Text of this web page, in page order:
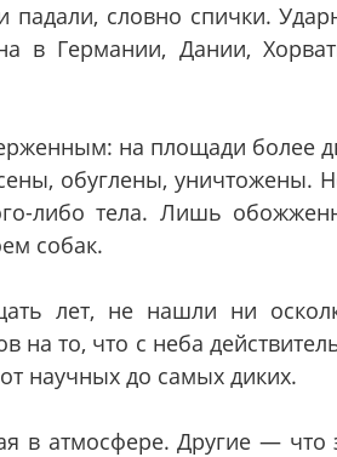
падали, словно спички.
в Германии, Дании,
на площади более
обуглены, уничтожены.
либо тела. Лишь
собак.
лет, не нашли ни
на то, что с неба
научных до самых диких.
в атмосфере. Другие — что